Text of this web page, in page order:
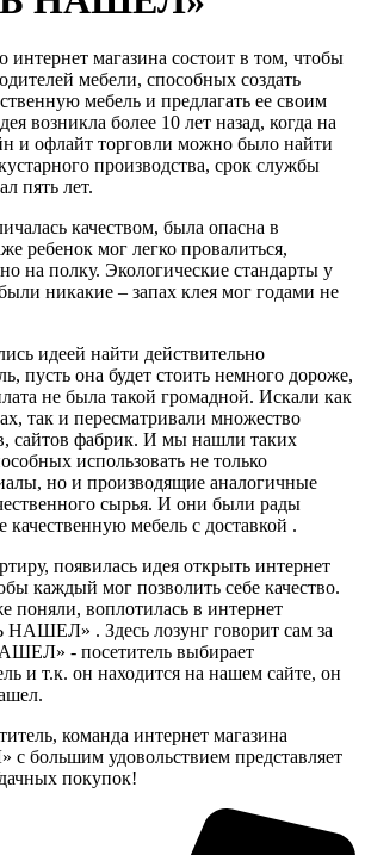
интернет магазина состоит в том, чтобы
мебели, способных создать
мебель и предлагать ее своим
возникла более 10 лет назад, когда на
и офлайт торговли можно было найти
производства, срок службы
пять лет.
качеством, была опасна в
ребенок мог легко провалиться,
на полку. Экологические стандарты у
никакие – запах клея мог годами не
идеей найти действительно
пусть она будет стоить немного дороже,
не была такой громадной. Искали как
так и пересматривали множество
сайтов фабрик. И мы нашли таких
использовать не только
но и производящие аналогичные
сырья. И они были рады
качественную мебель с доставкой .
появилась идея открыть интернет
каждый мог позволить себе качество.
поняли, воплотилась в интернет
. Здесь лозунг говорит сам за
- посетитель выбирает
и т.к. он находится на нашем сайте, он
команда интернет магазина
удовольствием представляет
покупок!